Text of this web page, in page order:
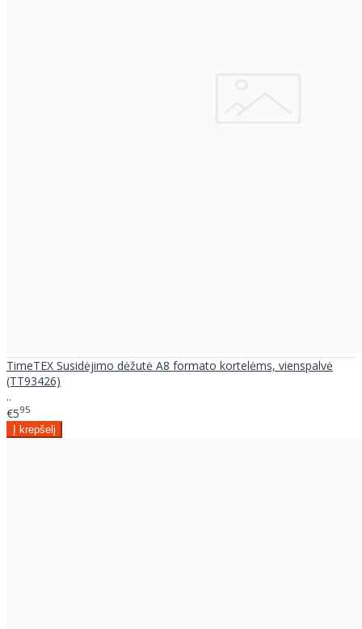
TimeTEX Susidėjimo dėžutė A8 formato kortelėms, vienspalvė
(TT93426)
..
€595